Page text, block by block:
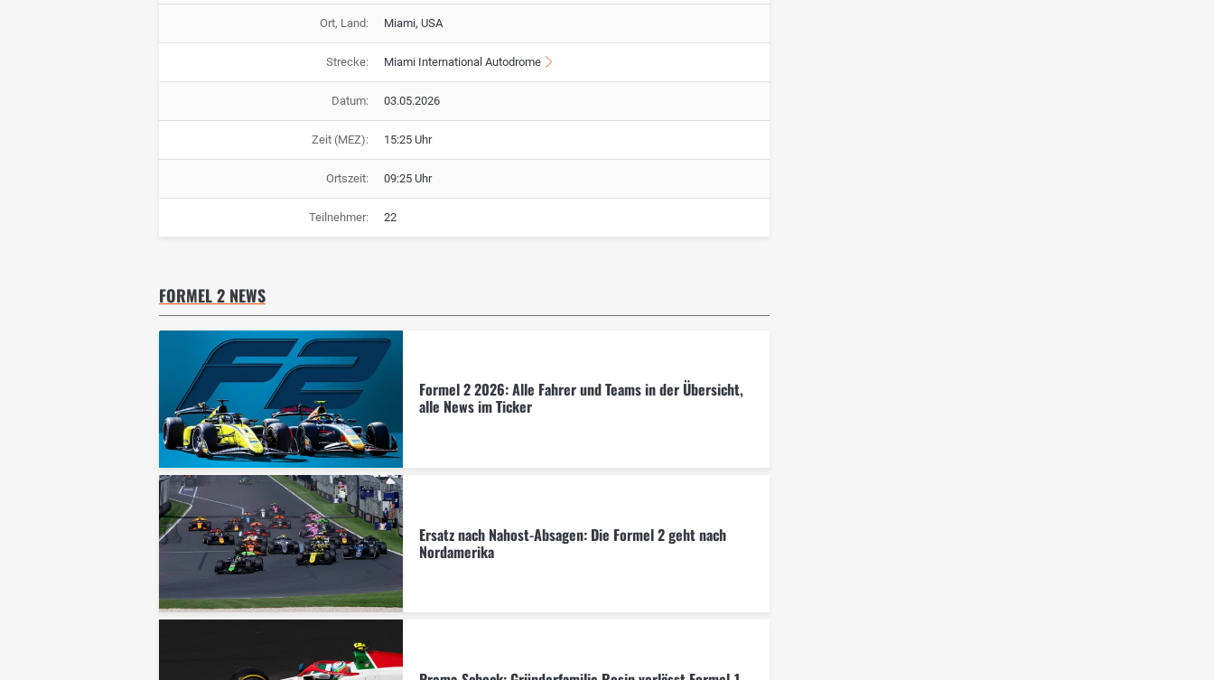
Ort, Land: Miami, USA
Strecke: Miami International Autodrome
Datum: 03.05.2026
Zeit (MEZ): 15:25 Uhr
Ortszeit: 09:25 Uhr
Teilnehmer: 22
FORMEL 2 NEWS
Formel 2 2026: Alle Fahrer und Teams in der Übersicht,
alle News im Ticker
Ersatz nach Nahost-Absagen: Die Formel 2 geht nach
Nordamerika